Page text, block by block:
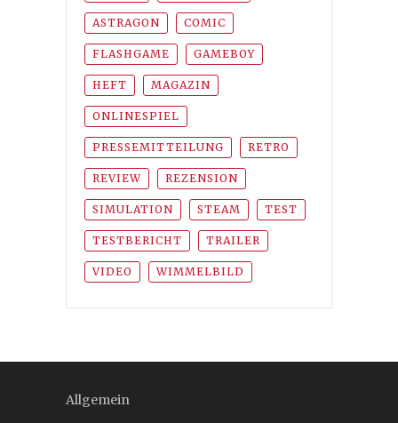
ASTRAGON COMIC
FLASHGAME GAMEBOY
HEFT MAGAZIN
ONLINESPIEL
PRESSEMITTEILUNG RETRO
REVIEW REZENSION
SIMULATION STEAM TEST
TESTBERICHT TRAILER
VIDEO WIMMELBILD
Allgemein